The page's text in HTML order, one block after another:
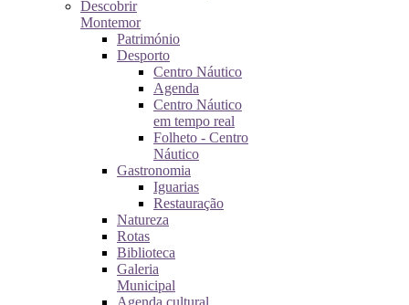
Descobrir
Montemor
Património
Desporto
Centro Náutico
Agenda
Centro Náutico
em tempo real
Folheto - Centro
Náutico
Gastronomia
Iguarias
Restauração
Natureza
Rotas
Biblioteca
Galeria
Municipal
Agenda cultural